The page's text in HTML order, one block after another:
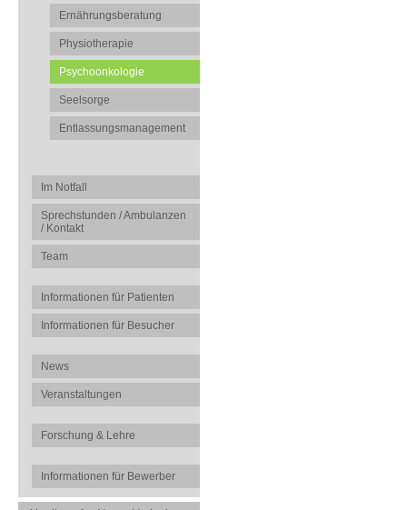
Ernährungsberatung
Physiotherapie
Psychoonkologie
Seelsorge
Entlassungsmanagement
Im Notfall
Sprechstunden / Ambulanzen
/ Kontakt
Team
Informationen für Patienten
Informationen für Besucher
News
Veranstaltungen
Forschung & Lehre
Informationen für Bewerber